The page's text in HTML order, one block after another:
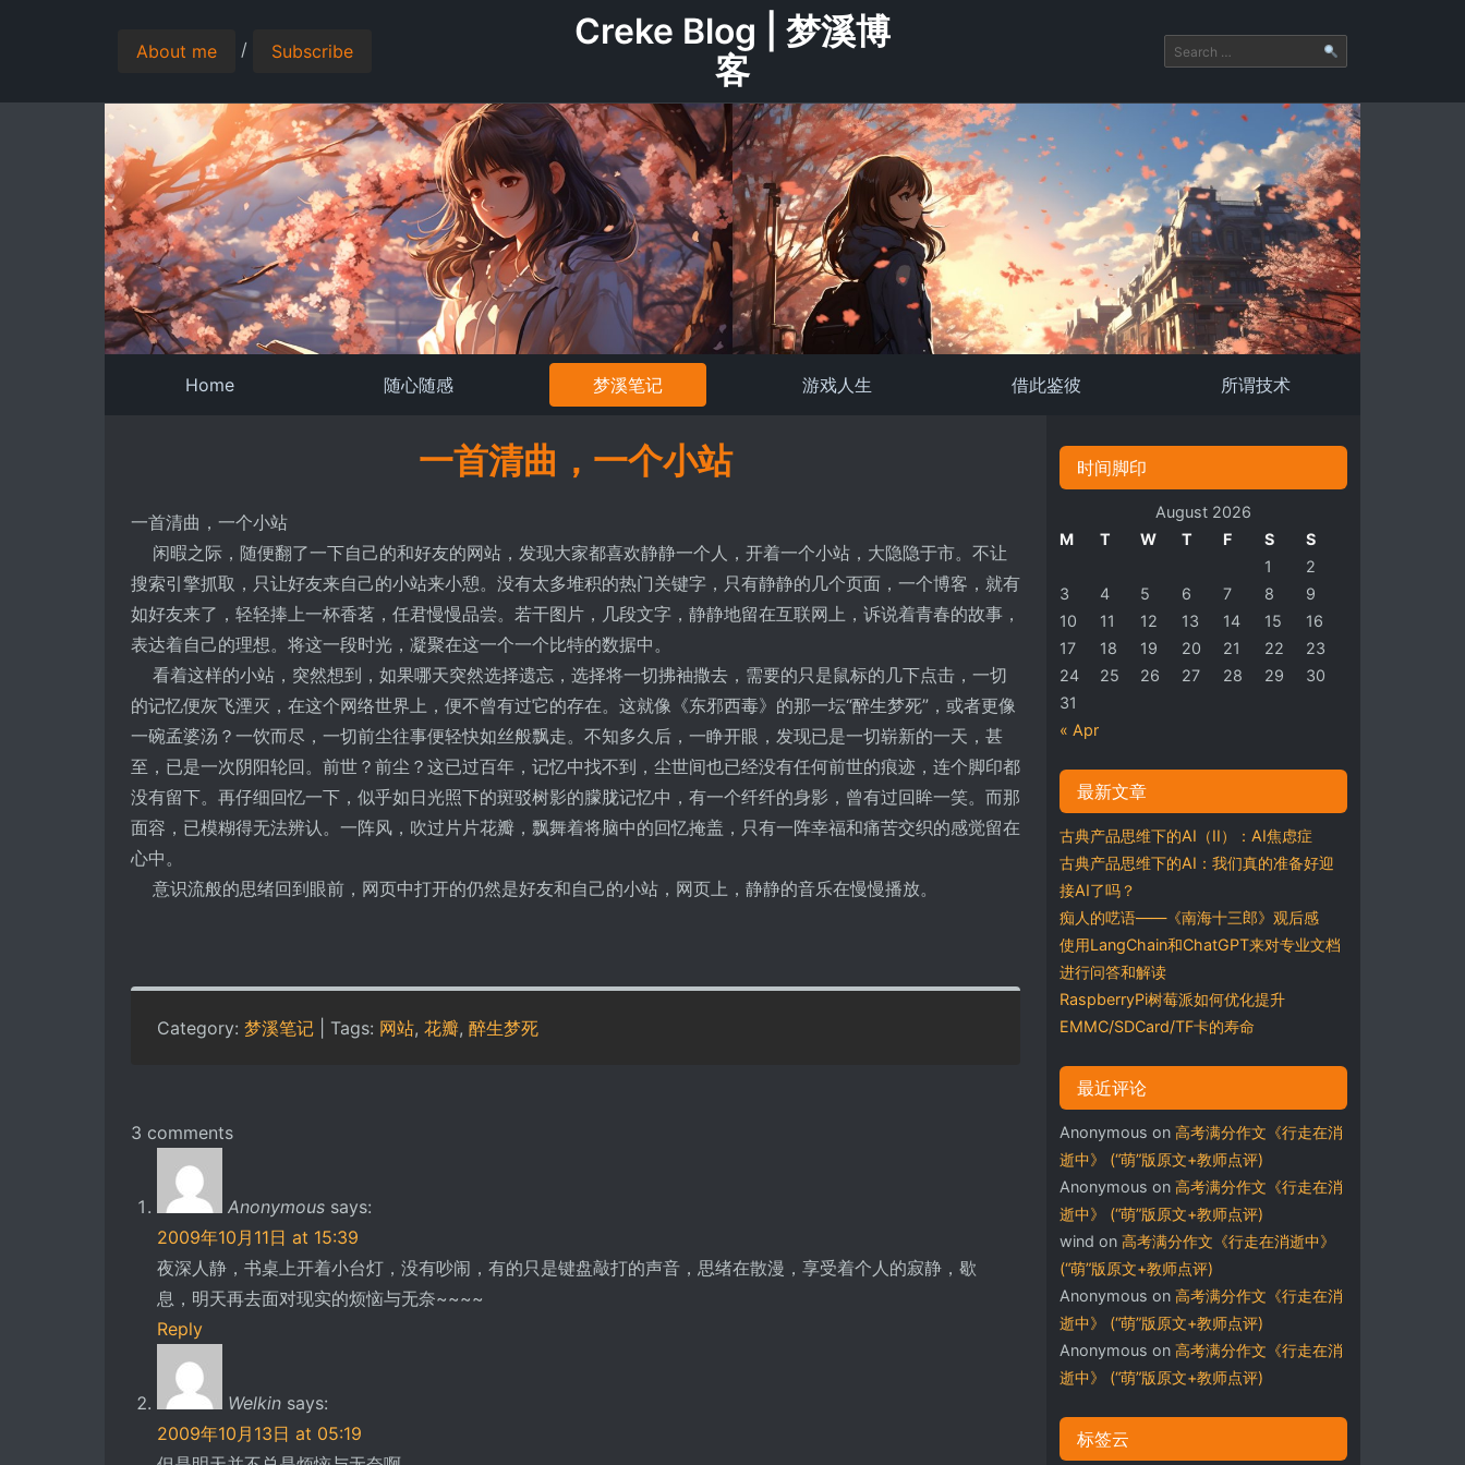
About me / Subscribe
Creke Blog | 梦溪博
客
Home 随心随感 梦溪笔记 游戏人生 借此鉴彼 所谓技术
一首清曲，一个小站
一首清曲，一个小站
闲暇之际，随便翻了一下自己的和好友的网站，发现大家都喜欢静静一个人，开着一个小站，大隐隐于市。不让
搜索引擎抓取，只让好友来自己的小站来小憩。没有太多堆积的热门关键字，只有静静的几个页面，一个博客，就有
如好友来了，轻轻捧上一杯香茗，任君慢慢品尝。若干图片，几段文字，静静地留在互联网上，诉说着青春的故事，
表达着自己的理想。将这一段时光，凝聚在这一个一个比特的数据中。
看着这样的小站，突然想到，如果哪天突然选择遗忘，选择将一切拂袖撒去，需要的只是鼠标的几下点击，一切
的记忆便灰飞湮灭，在这个网络世界上，便不曾有过它的存在。这就像《东邪西毒》的那一坛“醉生梦死”，或者更像
一碗孟婆汤？一饮而尽，一切前尘往事便轻快如丝般飘走。不知多久后，一睁开眼，发现已是一切崭新的一天，甚
至，已是一次阴阳轮回。前世？前尘？这已过百年，记忆中找不到，尘世间也已经没有任何前世的痕迹，连个脚印都
没有留下。再仔细回忆一下，似乎如日光照下的斑驳树影的朦胧记忆中，有一个纤纤的身影，曾有过回眸一笑。而那
面容，已模糊得无法辨认。一阵风，吹过片片花瓣，飘舞着将脑中的回忆掩盖，只有一阵幸福和痛苦交织的感觉留在
心中。
意识流般的思绪回到眼前，网页中打开的仍然是好友和自己的小站，网页上，静静的音乐在慢慢播放。
Category: 梦溪笔记 | Tags: 网站, 花瓣, 醉生梦死
3 comments
Anonymous says:
2009年10月11日 at 15:39
夜深人静，书桌上开着小台灯，没有吵闹，有的只是键盘敲打的声音，思绪在散漫，享受着个人的寂静，歇
息，明天再去面对现实的烦恼与无奈~~~~
Reply
Welkin says:
2009年10月13日 at 05:19
时间脚印
August 2026
M
T W T F S S
« Apr
1
2
3
4 5 6 7 8
9
10
11 12 13 14 15
16
17
18 19 20 21 22
23
24
25 26 27 28 29
30
31
最新文章
古典产品思维下的AI（II）：AI焦虑症
古典产品思维下的AI：我们真的准备好迎
接AI了吗？
痴人的呓语——《南海十三郎》观后感
使用LangChain和ChatGPT来对专业文档
进行问答和解读
RaspberryPi树莓派如何优化提升
EMMC/SDCard/TF卡的寿命
最近评论
Anonymous on 高考满分作文《行走在消
逝中》 (“萌”版原文+教师点评)
Anonymous on 高考满分作文《行走在消
逝中》 (“萌”版原文+教师点评)
wind on 高考满分作文《行走在消逝中》
(“萌”版原文+教师点评)
Anonymous on 高考满分作文《行走在消
逝中》 (“萌”版原文+教师点评)
Anonymous on 高考满分作文《行走在消
逝中》 (“萌”版原文+教师点评)
标签云